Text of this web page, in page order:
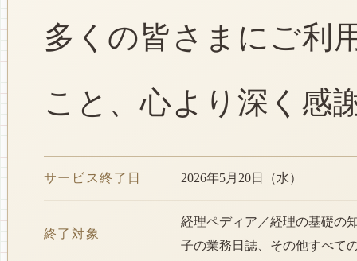
多くの皆さまにご利
こと、心より深く感
サービス終了日 2026年5月20日（水）
終了対象
経理ペディア／経理の基礎の
子の業務日誌、その他すべて